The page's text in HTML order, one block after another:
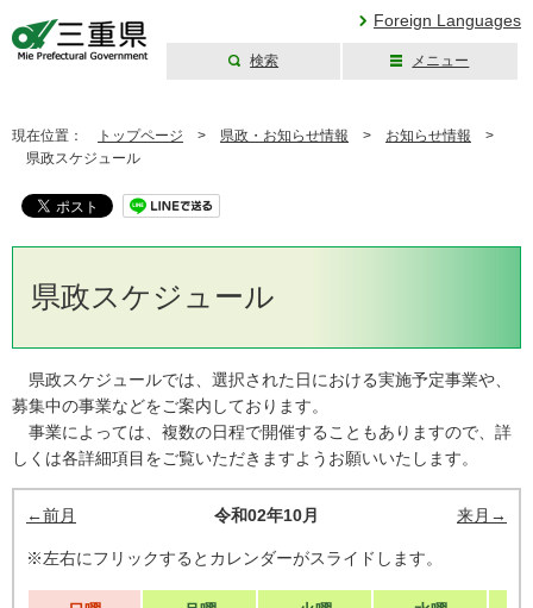
Foreign Languages
検索 メニュー
現在位置： トップページ > 県政・お知らせ情報 > お知らせ情報 >
県政スケジュール
県政スケジュール
県政スケジュールでは、選択された日における実施予定事業や、
募集中の事業などをご案内しております。
事業によっては、複数の日程で開催することもありますので、詳
しくは各詳細項目をご覧いただきますようお願いいたします。
←前月 令和02年10月 来月→
※左右にフリックするとカレンダーがスライドします。